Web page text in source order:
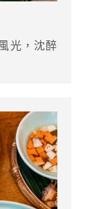
光，沈醉